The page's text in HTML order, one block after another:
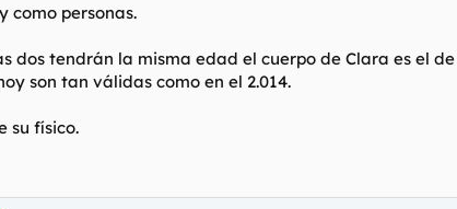
como personas.
dos tendrán la misma edad el cuerpo de Clara es el
son tan válidas como en el 2.014.
su físico.